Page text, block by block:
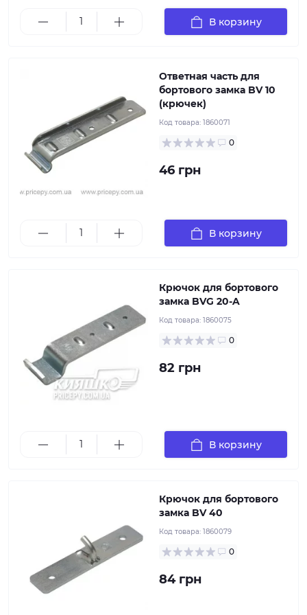
В корзину
деформации во время эксплуатации.
Ответная часть для
бортового замка BV 10
(крючек)
Код товара: 1860071
0
46 грн
В корзину
Крючок для бортового
замка BVG 20-A
Код товара: 1860075
0
82 грн
В корзину
Фиксатор для бортовых замков-защелок Winterhoff
эксплуатации.
Крючок для бортового
замка BV 40
Код товара: 1860079
0
84 грн
Модель: WVG 10-A, Исполнение: фиксатор,